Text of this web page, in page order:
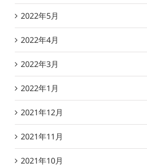
2022年5月
2022年4月
2022年3月
2022年1月
2021年12月
2021年11月
2021年10月